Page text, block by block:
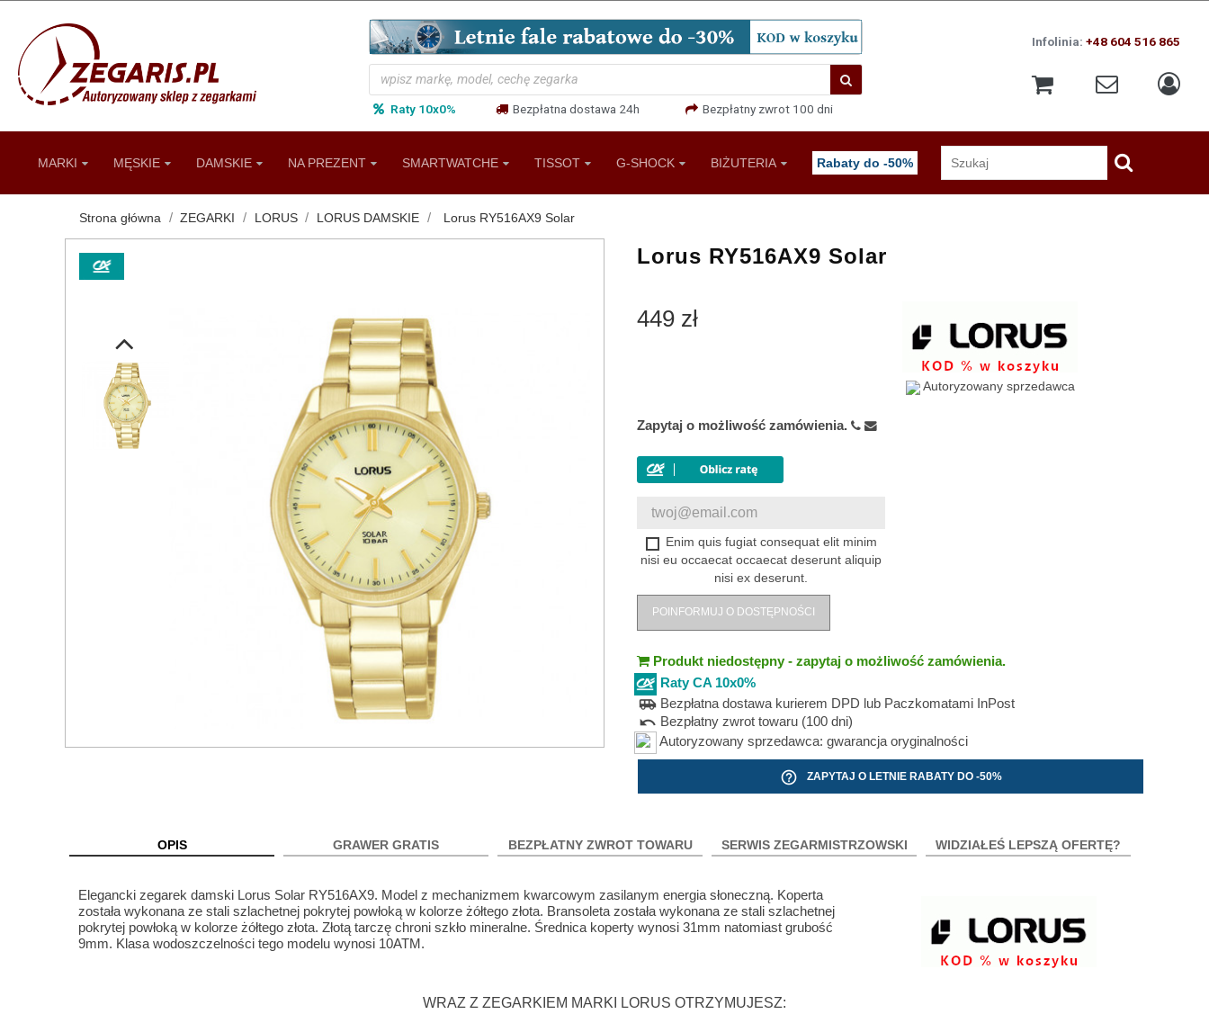
Raty 10x0% Bezpłatna dostawa 24h Bezpłatny zwrot 100 dni
Infolinia:+48 604 516 865
MARKI MĘSKIE DAMSKIE NA PREZENT SMARTWATCHE TISSOT G-SHOCK BIŻUTERIA Rabaty do -50%
Strona główna ZEGARKI LORUS LORUS DAMSKIE Lorus RY516AX9 Solar
Lorus RY516AX9 Solar
449 zł
Autoryzowany sprzedawca
Zapytaj o możliwość zamówienia.
Enim quis fugiat consequat elit minim
nisi eu occaecat occaecat deserunt aliquip
nisi ex deserunt.
POINFORMUJ O DOSTĘPNOŚCI
Produkt niedostępny - zapytaj o możliwość zamówienia.
Raty CA 10x0%
airport_shuttle Bezpłatna dostawa kurierem DPD lub Paczkomatami InPost
undo Bezpłatny zwrot towaru (100 dni)
Autoryzowany sprzedawca: gwarancja oryginalności
help_outline ZAPYTAJ O LETNIE RABATY DO -50%
OPIS GRAWER GRATIS BEZPŁATNY ZWROT TOWARU SERWIS ZEGARMISTRZOWSKI WIDZIAŁEŚ LEPSZĄ OFERTĘ?
Elegancki zegarek damski Lorus Solar RY516AX9. Model z mechanizmem kwarcowym zasilanym energia słoneczną. Koperta
została wykonana ze stali szlachetnej pokrytej powłoką w kolorze żółtego złota. Bransoleta została wykonana ze stali szlachetnej
pokrytej powłoką w kolorze żółtego złota. Złotą tarczę chroni szkło mineralne. Średnica koperty wynosi 31mm natomiast grubość
9mm. Klasa wodoszczelności tego modelu wynosi 10ATM.
WRAZ Z ZEGARKIEM MARKI LORUS OTRZYMUJESZ: